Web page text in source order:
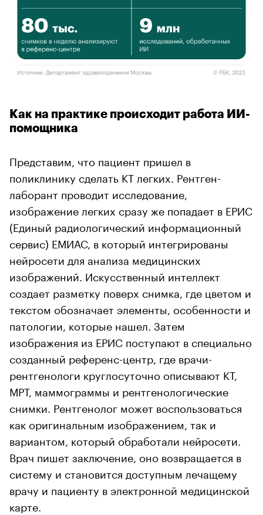
Как на практике происходит работа ИИ-
помощника
Представим, что пациент пришел в
поликлинику сделать КТ легких. Рентген-
лаборант проводит исследование,
изображение легких сразу же попадает в ЕРИС
(Единый радиологический информационный
сервис) ЕМИАС, в который интегрированы
нейросети для анализа медицинских
изображений. Искусственный интеллект
создает разметку поверх снимка, где цветом и
текстом обозначает элементы, особенности и
патологии, которые нашел. Затем
изображения из ЕРИС поступают в специально
созданный референс-центр, где врачи-
рентгенологи круглосуточно описывают КТ,
МРТ, маммограммы и рентгенологические
снимки. Рентгенолог может воспользоваться
как оригинальным изображением, так и
вариантом, который обработали нейросети.
Врач пишет заключение, оно возвращается в
систему и становится доступным лечащему
врачу и пациенту в электронной медицинской
карте.